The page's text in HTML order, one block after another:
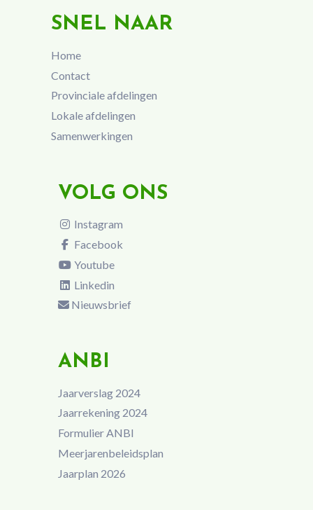
SNEL NAAR
Home
Contact
Provinciale afdelingen
Lokale afdelingen
Samenwerkingen
VOLG ONS
Instagram
Facebook
Youtube
Linkedin
Nieuwsbrief
ANBI
Jaarverslag 2024
Jaarrekening 2024
Formulier ANBI
Meerjarenbeleidsplan
Jaarplan 2026